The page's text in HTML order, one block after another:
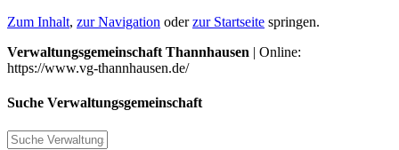
Zum Inhalt, zur Navigation oderzur Startseite springen.
Verwaltungsgemeinschaft Thannhausen | Online:
https://www.vg-thannhausen.de/
Suche Verwaltungsgemeinschaft